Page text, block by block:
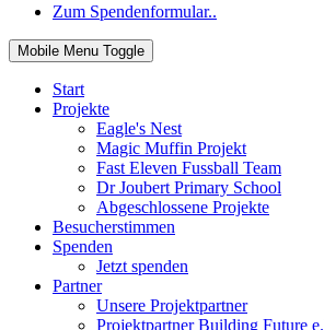
Zum Spendenformular..
Mobile Menu Toggle
Start
Projekte
Eagle's Nest
Magic Muffin Projekt
Fast Eleven Fussball Team
Dr Joubert Primary School
Abgeschlossene Projekte
Besucherstimmen
Spenden
Jetzt spenden
Partner
Unsere Projektpartner
Projektpartner Building Future